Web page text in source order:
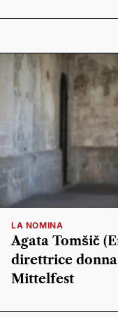
LA NOMINA
Agata Tomšič
direttrice
Mittelfest